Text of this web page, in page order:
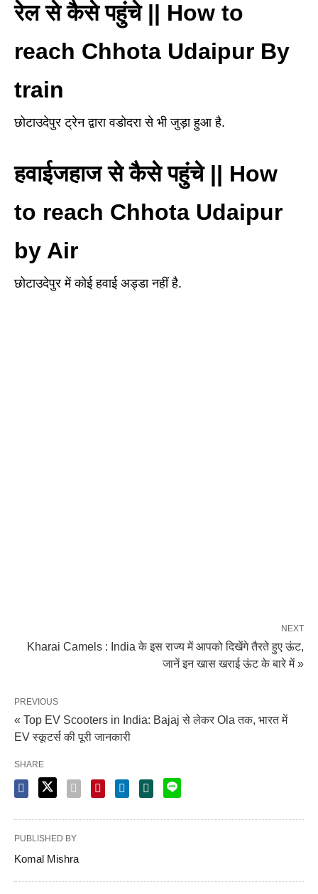
रेल से कैसे पहुंचे || How to
reach Chhota Udaipur By
train
छोटाउदेपुर ट्रेन द्वारा वडोदरा से भी जुड़ा हुआ है.
हवाईजहाज से कैसे पहुंचे || How
to reach Chhota Udaipur
by Air
छोटाउदेपुर में कोई हवाई अड्डा नहीं है.
NEXT
Kharai Camels : India के इस राज्य में आपको दिखेंगे तैरते हुए ऊंट,
जानें इन खास खराई ऊंट के बारे में »
PREVIOUS
« Top EV Scooters in India: Bajaj से लेकर Ola तक, भारत में
EV स्कूटर्स की पूरी जानकारी
SHARE
PUBLISHED BY
Komal Mishra